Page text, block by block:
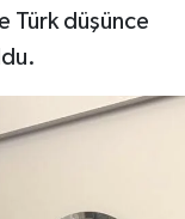
Türk düşünce